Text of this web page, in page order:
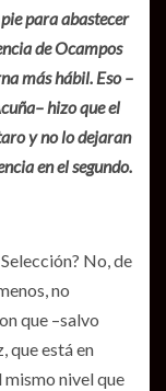
para abastecer
de Ocampos
más hábil. Eso –
hizo que el
y no lo dejaran
en el segundo.
No, de
no
que –salvo
que está en
nivel que